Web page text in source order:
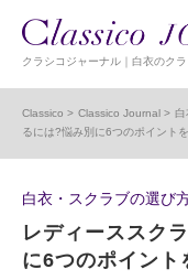
クラシコジャーナル｜白衣のク
Classico Classico Journal 白
るには?悩み別に6つのポイント
白衣・スクラブの選び
レディーススク
に6つのポイント